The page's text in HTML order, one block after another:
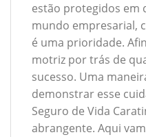
estão protegidos em
mundo empresarial,
é uma prioridade.
motriz por trás de
sucesso. Uma
demonstrar esse
Seguro de Vida
abrangente. Aqui